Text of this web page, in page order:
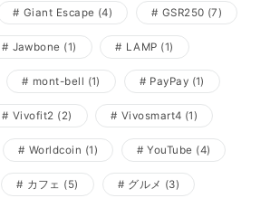
Giant Escape (4) GSR250 (7)
Jawbone (1) LAMP (1)
mont-bell (1) PayPay (1)
Vivofit2 (2) Vivosmart4 (1)
Worldcoin (1) YouTube (4)
カフェ (5) グルメ (3)